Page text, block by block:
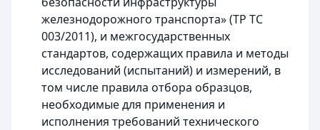
железнодорожного транспорта» (ТР ТС
003/2011), и межгосударственных
стандартов, содержащих правила и методы
исследований (испытаний) и измерений, в
том числе правила отбора образцов,
необходимые для применения и
исполнения требований технического